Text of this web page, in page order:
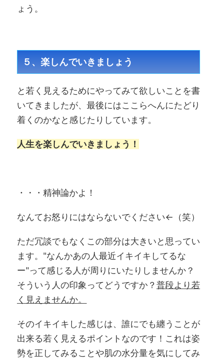
ょう。
５、楽しんでいきましょう
と若く見えるためにやってみて欲しいことを書
いてきましたが、最後にはここらへんにたどり
着くのかなと感じたりしています。
人生を楽しんでいきましょう！
・・・精神論かよ！
なんてお怒りにはならないでください←（笑）
ただ冗談でもなくこの部分は大きいと思ってい
ます。"なんかあの人最近イキイキしてるな
ー"って感じる人が周りにいたりしませんか？
そういう人の印象ってどうですか？ 普段より若
く見えませんか。
そのイキイキした感じは、誰にでも纏うことが
出来る若く見えるポイントなのです！これは姿
勢を正してみることや肌の水分量を気にしてみ